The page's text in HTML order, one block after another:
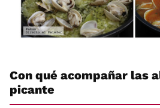
Con qué acompañar las
picante